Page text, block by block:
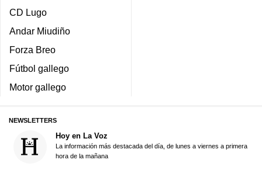
CD Lugo
Andar Miudiño
Forza Breo
Fútbol gallego
Motor gallego
NEWSLETTERS
Hoy en La Voz
La información más destacada del día, de lunes a viernes a primera
hora de la mañana